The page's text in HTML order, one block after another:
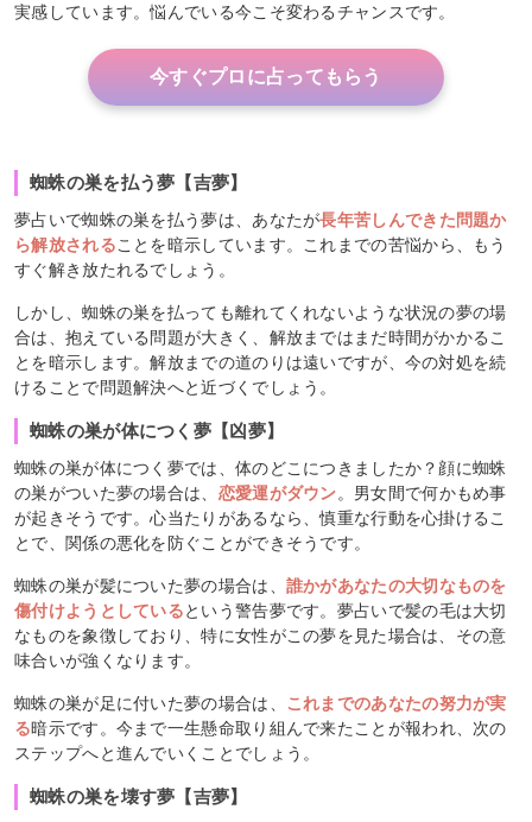
実感しています。悩んでいる今こそ変わるチャンスです。
今すぐプロに占ってもらう
蜘蛛の巣を払う夢【吉夢】
夢占いで蜘蛛の巣を払う夢は、あなたが長年苦しんできた問題か
ら解放されることを暗示しています。これまでの苦悩から、もう
すぐ解き放たれるでしょう。
しかし、蜘蛛の巣を払っても離れてくれないような状況の夢の場
合は、抱えている問題が大きく、解放まではまだ時間がかかるこ
とを暗示します。解放までの道のりは遠いですが、今の対処を続
けることで問題解決へと近づくでしょう。
蜘蛛の巣が体につく夢【凶夢】
蜘蛛の巣が体につく夢では、体のどこにつきましたか？顔に蜘蛛
の巣がついた夢の場合は、 恋愛運がダウン。男女間で何かもめ事
が起きそうです。心当たりがあるなら、慎重な行動を心掛けるこ
とで、関係の悪化を防ぐことができそうです。
蜘蛛の巣が髪についた夢の場合は、 誰かがあなたの大切なものを
傷付けようとしているという警告夢です。夢占いで髪の毛は大切
なものを象徴しており、特に女性がこの夢を見た場合は、その意
味合いが強くなります。
蜘蛛の巣が足に付いた夢の場合は、 これまでのあなたの努力が実
る暗示です。今まで一生懸命取り組んで来たことが報われ、次の
ステップへと進んでいくことでしょう。
蜘蛛の巣を壊す夢【吉夢】